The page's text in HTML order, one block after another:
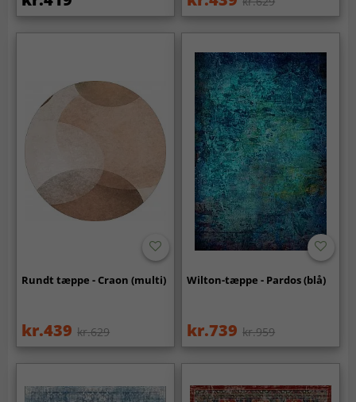
Rundt tæppe - Craon (multi)
kr.439 kr.629
Wilton-tæppe - Pardos (blå)
kr.739 kr.959